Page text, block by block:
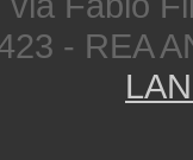
- REA